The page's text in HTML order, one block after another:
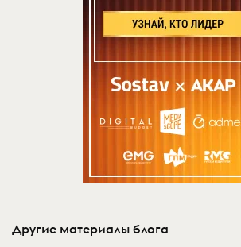
Другие материалы блога